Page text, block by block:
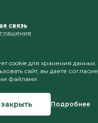
связь
и размещение
сохранения ссылки на наш
cookie для хранения данных.
сайт, вы даете согласие
файлами.
Подробнее